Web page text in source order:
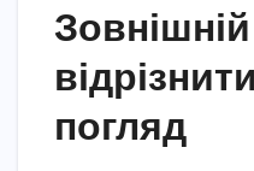
погляд